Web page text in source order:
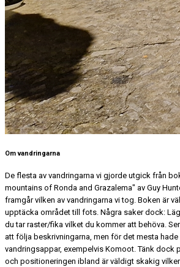
Om vandringarna
De flesta av vandringarna vi gjorde utgick från
mountains of Ronda and Grazalema" av Guy
framgår vilken av vandringarna vi tog. Boken är
upptäcka området till fots. Några saker dock:
du tar raster/fika vilket du kommer att behöva.
att följa beskrivningarna, men för det mesta hade
vandringsappar, exempelvis Komoot. Tänk dock
och positioneringen ibland är väldigt skakig